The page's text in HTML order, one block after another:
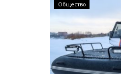
Общество
В
Июль 29, 2026
Горожан и